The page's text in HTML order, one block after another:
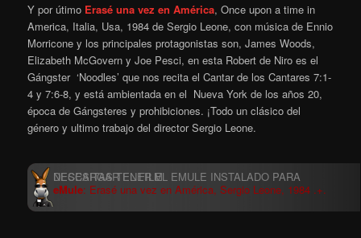
Y por útimo Erasé una vez en América, Once upon a time in
America, Italia, Usa, 1984 de Sergio Leone, con música de Ennio
Morricone y los principales protagonistas son, James Woods,
Elizabeth McGovern y Joe Pesci, en esta Robert de Niro es el
Gángster ‘Noodles’ que nos recita el Cantar de los Cantares 7:1-
4 y 7:6-8, y está ambientada en el Nueva York de los años 20,
época de Gángsteres y prohibiciones. ¡Todo un clásico del
género y ultimo trabajo del director Sergio Leone.
eMule: Erasé una vez en América, Sergio Leone, 1984 .+.